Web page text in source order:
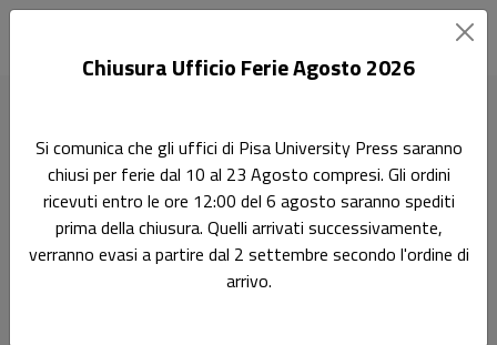
Moisej Jakovlevič Ginzburg - Arte e Architettura Tatara in
Crimea
Ricerca
Moisej Jakovlevič Ginzburg
Chiusura Ufficio Ferie Agosto 2026
Si comunica che gli uffici di Pisa University Press saranno
chiusi per ferie dal 10 al 23 Agosto compresi. Gli ordini
ricevuti entro le ore 12:00 del 6 agosto saranno spediti
prima della chiusura. Quelli arrivati successivamente,
verranno evasi a partire dal 2 settembre secondo l'ordine di
arrivo.